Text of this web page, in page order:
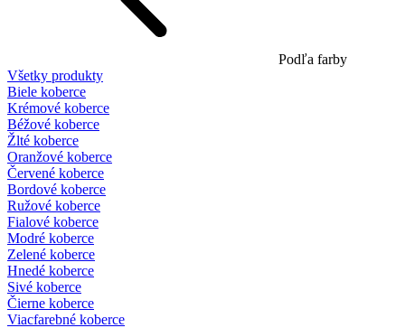
Podľa farby
Všetky produkty
Biele koberce
Krémové koberce
Béžové koberce
Žlté koberce
Oranžové koberce
Červené koberce
Bordové koberce
Ružové koberce
Fialové koberce
Modré koberce
Zelené koberce
Hnedé koberce
Sivé koberce
Čierne koberce
Viacfarebné koberce